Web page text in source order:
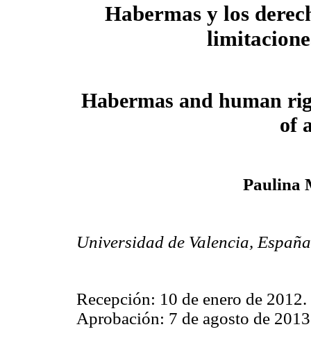
Habermas y los
Habermas and human
of
Paulina
Universidad de Valencia,
Recepción: 10 de enero de 2012.
Aprobación: 7 de agosto de